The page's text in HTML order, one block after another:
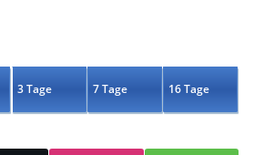
3 Tage 7 Tage 16 Tage